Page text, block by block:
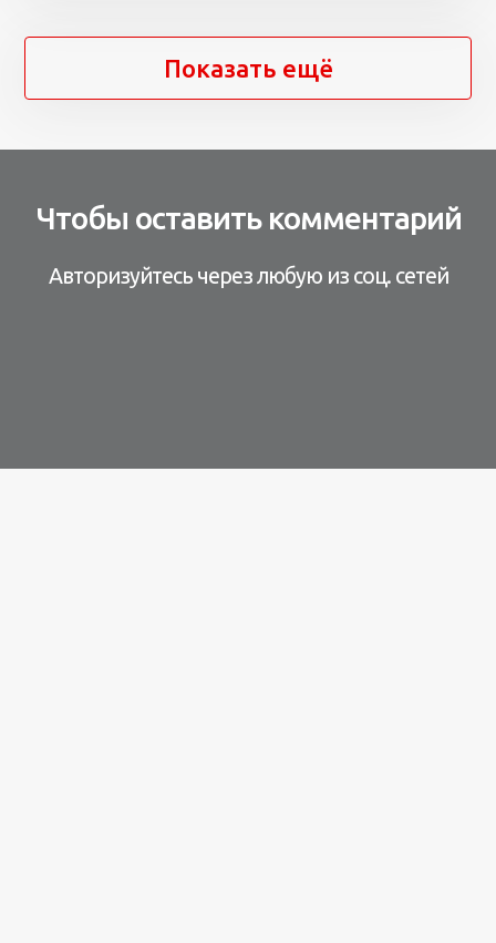
Показать ещё
Чтобы оставить комментарий
Авторизуйтесь через любую из соц. сетей